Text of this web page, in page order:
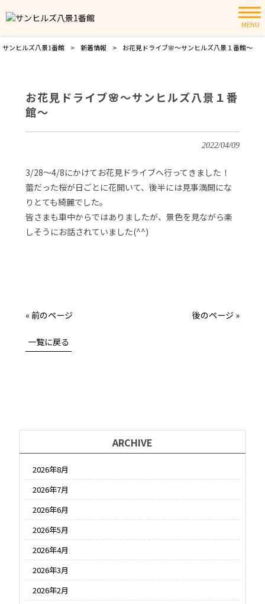
MENU
サンヒルズ八景1番館 > 新着情報 > お花見ドライブ🌸～サンヒルズ八景１番館～
お花見ドライブ🌸～サンヒルズ八景１番
館～
2022/04/09
3/28～4/8にかけてお花見ドライブへ行ってきました！
蕾だった桜が日ごとに花開いて、後半には見事満開にな
りとても綺麗でした。
皆さまも車中からではありましたが、景色を見ながら楽
しそうにお話されていました(^^)
« 前のページ 後のページ »
一覧に戻る
ARCHIVE
2026年8月
2026年7月
2026年6月
2026年5月
2026年4月
2026年3月
2026年2月